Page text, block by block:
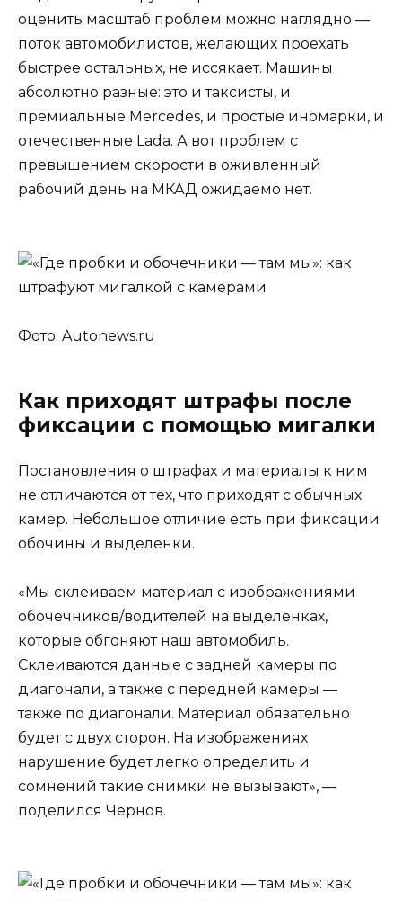
оценить масштаб проблем можно наглядно —
поток автомобилистов, желающих проехать
быстрее остальных, не иссякает. Машины
абсолютно разные: это и таксисты, и
премиальные Mercedes, и простые иномарки, и
отечественные Lada. А вот проблем с
превышением скорости в оживленный
рабочий день на МКАД ожидаемо нет.
Фото: Autonews.ru
Как приходят штрафы после
фиксации с помощью мигалки
Постановления о штрафах и материалы к ним
не отличаются от тех, что приходят с обычных
камер. Небольшое отличие есть при фиксации
обочины и выделенки.
«Мы склеиваем материал с изображениями
обочечников/водителей на выделенках,
которые обгоняют наш автомобиль.
Cклеиваются данные с задней камеры по
диагонали, а также с передней камеры —
также по диагонали. Материал обязательно
будет с двух сторон. На изображениях
нарушение будет легко определить и
сомнений такие снимки не вызывают», —
поделился Чернов.